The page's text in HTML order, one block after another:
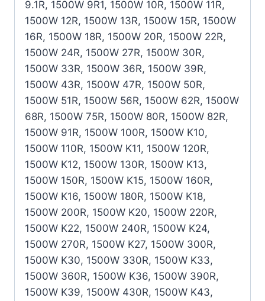
9.1R, 1500W 9R1, 1500W 10R, 1500W 11R,
1500W 12R, 1500W 13R, 1500W 15R, 1500W
16R, 1500W 18R, 1500W 20R, 1500W 22R,
1500W 24R, 1500W 27R, 1500W 30R,
1500W 33R, 1500W 36R, 1500W 39R,
1500W 43R, 1500W 47R, 1500W 50R,
1500W 51R, 1500W 56R, 1500W 62R, 1500W
68R, 1500W 75R, 1500W 80R, 1500W 82R,
1500W 91R, 1500W 100R, 1500W K10,
1500W 110R, 1500W K11, 1500W 120R,
1500W K12, 1500W 130R, 1500W K13,
1500W 150R, 1500W K15, 1500W 160R,
1500W K16, 1500W 180R, 1500W K18,
1500W 200R, 1500W K20, 1500W 220R,
1500W K22, 1500W 240R, 1500W K24,
1500W 270R, 1500W K27, 1500W 300R,
1500W K30, 1500W 330R, 1500W K33,
1500W 360R, 1500W K36, 1500W 390R,
1500W K39, 1500W 430R, 1500W K43,